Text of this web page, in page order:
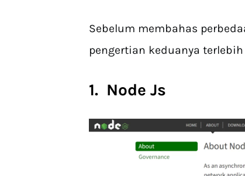
Sebelum membahas
pengertian keduanya
1. Node Js